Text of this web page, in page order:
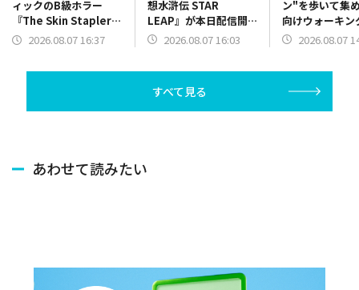
ィックのB級ホラー
『The Skin Stapler』
を配信開始！
2026.08.07 16:37
想水滸伝 STAR
LEAP』が本日配信開
始…近日実装予定の初
2026.08.07 16:03
ン"を歩いて集
向けウォーキン
リ「しずおかイ
2026.08.07
すべて見る
あわせて読みたい